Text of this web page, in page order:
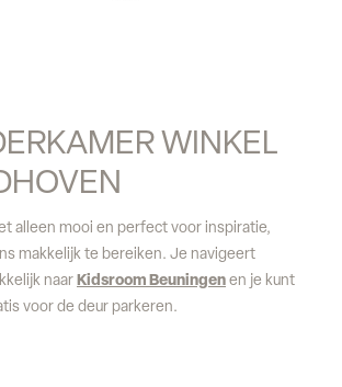
WINKEL
alleen mooi en perfect voor inspiratie,
makkelijk te bereiken. Je navigeert
naar Kidsroom Beuningen en je kunt
voor de deur parkeren.